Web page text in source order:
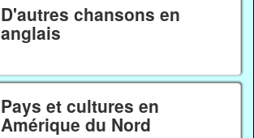
D'autres chansons en
anglais
Pays et cultures en
Amérique du Nord